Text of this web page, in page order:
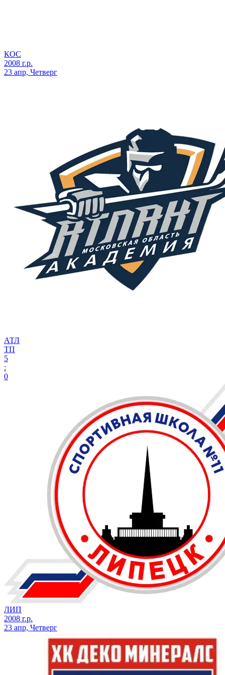
КОС
2008 г.р.
23 апр, Четверг
АТЛ
ТП
5
:
0
ЛИП
2008 г.р.
23 апр, Четверг